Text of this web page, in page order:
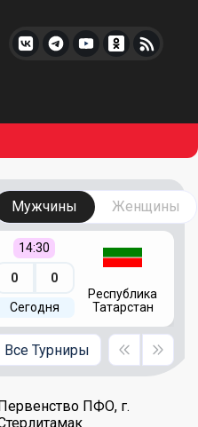
Мужчины Женщины
14:30
0 0
Сегодня
Республика
Татарстан
Все Турниры
ПФО, г.